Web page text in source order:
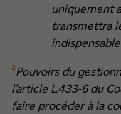
uniquement
transmettra
²Pouvoirs du
l’article L.433-6 du
faire procéder à la